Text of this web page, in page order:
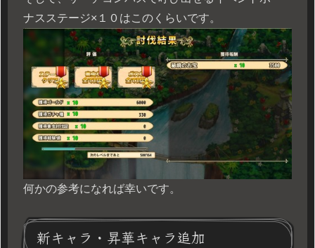
ナスステージ×１０はこのくらいです。
何かの参考になれば幸いです。
新キャラ・昇華キャラ追加